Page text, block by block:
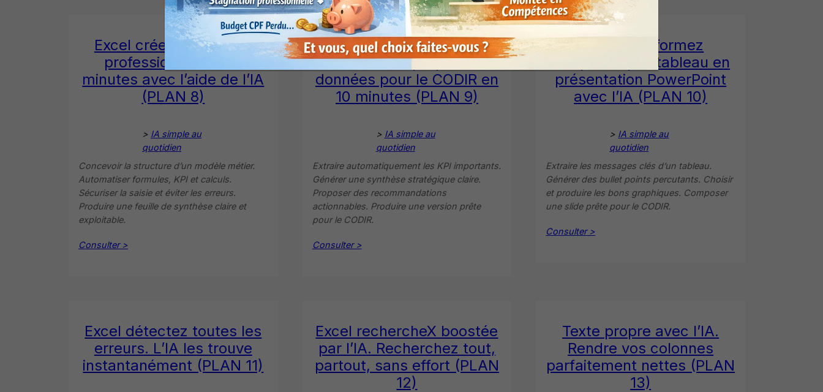
Excel créez un modèle
professionnel en 30
minutes avec l’aide de l’IA
(PLAN 8)
> IA simple au
quotidien
Concevoir la structure d’un modèle métier.
Automatiser formules, KPI et calculs.
Sécuriser la saisie et éviter les erreurs.
Produire une feuille de synthèse claire et
exploitable.
Consulter >
Excel Synthèse de
direction. l’IA prépare vos
données pour le CODIR en
10 minutes (PLAN 9)
> IA simple au
quotidien
Extraire automatiquement les KPI importants.
Générer une synthèse stratégique claire.
Proposer des recommandations
actionnables. Produire une version prête
pour le CODIR.
Consulter >
Excel transformez
n’importe quel tableau en
présentation PowerPoint
avec l’IA (PLAN 10)
> IA simple au
quotidien
Extraire les messages clés d’un tableau.
Générer des bullet points percutants. Choisir
et produire les bons graphiques. Composer
une slide prête pour le CODIR.
Consulter >
Excel détectez toutes les
erreurs. L’IA les trouve
instantanément (PLAN 11)
Excel rechercheX boostée
par l’IA. Recherchez tout,
partout, sans effort (PLAN
12)
Texte propre avec l’IA.
Rendre vos colonnes
parfaitement nettes (PLAN
13)